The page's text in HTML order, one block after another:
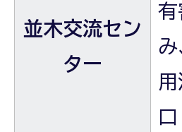
並木交流セン
ター
有